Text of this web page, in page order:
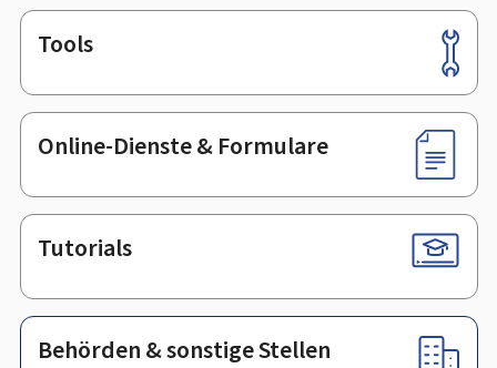
Footer
Tools
Online-Dienste & Formulare
Tutorials
Behörden & sonstige Stellen